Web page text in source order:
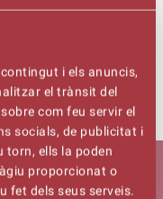
i els anuncis,
el trànsit del
com feu servir el
socials, de publicitat i
torn, ells la poden
proporcionat o
fet dels seus serveis.
per gaudir en